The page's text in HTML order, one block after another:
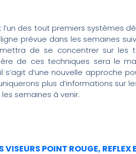
des tout premiers systèmes
prévue dans les semaines
de se concentrer sur les
de ces techniques sera le
s’agit d’une nouvelle approche
plus d’informations sur
semaines à venir.
VISEURS POINT ROUGE,